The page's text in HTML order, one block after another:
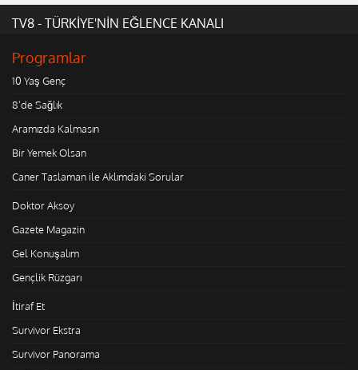
TV8 - TÜRKİYE'NİN EĞLENCE KANALI
Programlar
10 Yaş Genç
8'de Sağlık
Aramızda Kalmasın
Bir Yemek Olsan
Caner Taslaman ile Aklımdaki Sorular
Doktor Aksoy
Gazete Magazin
Gel Konuşalım
Gençlik Rüzgarı
İtiraf Et
Survivor Ekstra
Survivor Panorama